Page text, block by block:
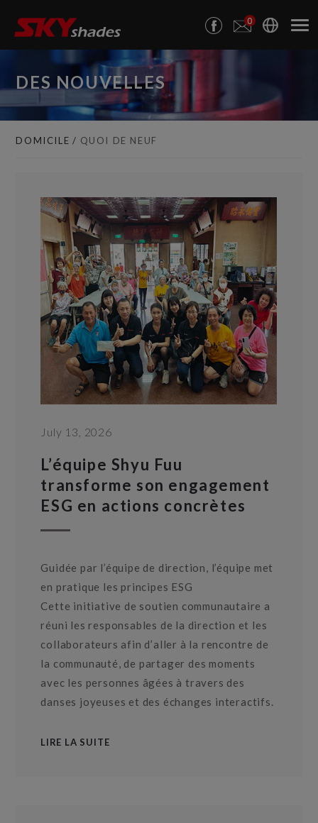
0
DES NOUVELLES
DOMICILE QUOI DE NEUF
July 13, 2026
L’équipe Shyu Fuu
transforme son engagement
ESG en actions concrètes
Guidée par l’équipe de direction, l’équipe met
en pratique les principes ESG
Cette initiative de soutien communautaire a
réuni les responsables de la direction et les
collaborateurs afin d’aller à la rencontre de
la communauté, de partager des moments
avec les personnes âgées à travers des
danses joyeuses et des échanges interactifs.
LIRE LA SUITE